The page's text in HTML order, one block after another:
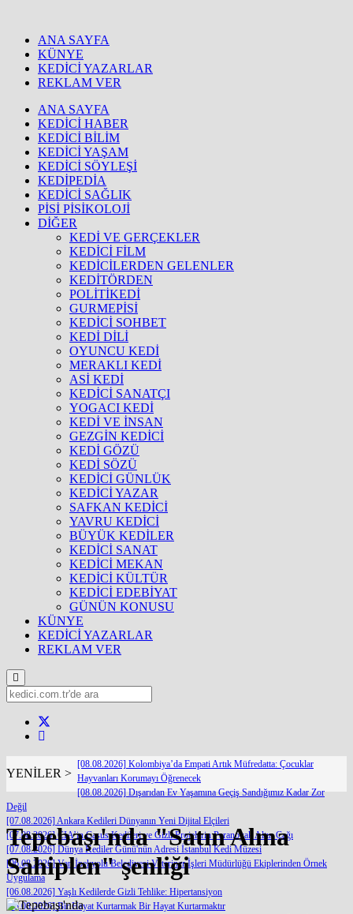
ANA SAYFA
KÜNYE
KEDİCİ YAZARLAR
REKLAM VER
ANA SAYFA
KEDİCİ HABER
KEDİCİ BİLİM
KEDİCİ YAŞAM
KEDİCİ SÖYLEŞİ
KEDİPEDİA
KEDİCİ SAĞLIK
PİSİ PİSİKOLOJİ
DİĞER
KEDİ VE GERÇEKLER
KEDİCİ FİLM
KEDİCİLERDEN GELENLER
KEDİTÖRDEN
POLİTİKEDİ
GURMEPİSİ
KEDİCİ SOHBET
KEDİ DİLİ
OYUNCU KEDİ
MERAKLI KEDİ
ASİ KEDİ
KEDİCİ SANATÇI
YOGACI KEDİ
KEDİ VE İNSAN
GEZGİN KEDİCİ
KEDİ GÖZÜ
KEDİ SÖZÜ
KEDİCİ GÜNLÜK
KEDİCİ YAZAR
SAFKAN KEDİCİ
YAVRU KEDİCİ
BÜYÜK KEDİLER
KEDİCİ SANAT
KEDİCİ MEKAN
KEDİCİ KÜLTÜR
KEDİCİ EDEBİYAT
GÜNÜN KONUSU
KÜNYE
KEDİCİ YAZARLAR
REKLAM VER
YENİLER >
[08.08.2026] Kolombiya’da Empati Artık Müfredatta: Çocuklar
Hayvanları Korumayı Öğrenecek
[08.08.2026] Dışarıdan Ev Yaşamına Geçiş Sandığımız Kadar Zor
Değil
[07.08.2026] Ankara Kedileri Dünyanın Yeni Dijital Elçileri
[07.08.2026] CIA’in Casus Kedileri ve Gizli Projelerin Paranoyak Altın Çağı
[07.08.2026] Dünya Kediler Günü'nün Adresi İstanbul Kedi Müzesi
[06.08.2026] Van İpekyolu Belediyesi Veteriner İşleri Müdürlüğü Ekiplerinden Örnek
Uygulama
[06.08.2026] Yaşlı Kedilerde Gizli Tehlike: Hipertansiyon
[05.08.2026] Bir Hayat Kurtarmak Bir Hayat Kurtarmaktır
Tepebaşı'nda "Satın Alma
Sahiplen" şenliği